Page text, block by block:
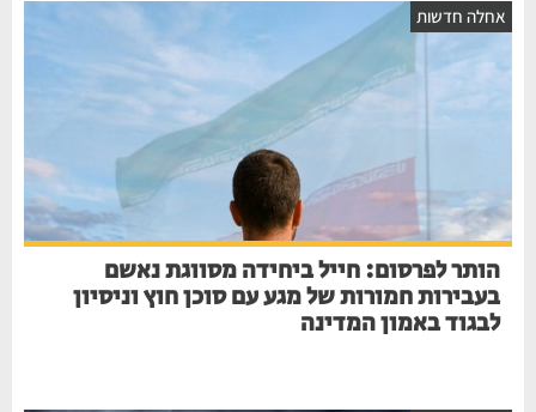
אחלה חדשות
הותר לפרסום: חייל ביחידה מסווגת נאשם
בעבירות חמורות של מגע עם סוכן חוץ וניסיון
לבגוד באמון המדינה